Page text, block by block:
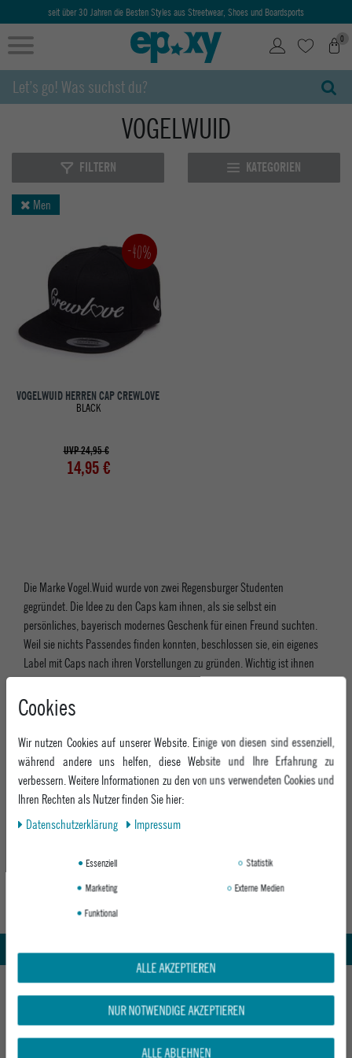
seit über 30 Jahren die Besten Styles aus Streetwear, Shoes und Boardsports
0
VOGELWUID
FILTERN KATEGORIEN
Men
-40%
VOGELWUID HERREN CAP CREWLOVE
BLACK
UVP 24,95 €
14,95 €
Die Marke Vogel.Wuid wurde von zwei Regensburger Studenten
gegründet. Die Idee zu den Caps kam ihnen, als sie selbst ein
persönliches, bayerisch modernes Geschenk für einen Freund suchten.
Weil sie nichts Passendes finden konnten, beschlossen sie, ein eigenes
Label mit Caps nach ihren Vorstellungen zu gründen. Wichtig ist ihnen
dabei vor allem, dass ihre Mode bezahlbar ist und die Wurzeln zu ihrer
Heimat zeigt. Sie setzen dabei auf einen Familienbetrieb, der ihre Caps in
Bayern bestickt. Durch die große Nachfrage nach den Caps gibt es
mittlweile auch Beanies, T-Shirts und Pullover von Vogel.Wuid.
Whatsapp Support
Abholung in den Epoxy Stores
HILFE UND BERATUNG
Beratung
Zahlung & Versand
INFO & KONTAKT
+49 991 3831077
Cookies
Wir nutzen Cookies auf unserer Website. Einige von diesen sind essenziell,
während andere uns helfen, diese Website und Ihre Erfahrung zu
verbessern. Weitere Informationen zu den von uns verwendeten Cookies und
Ihren Rechten als Nutzer finden Sie hier:
Daten­schutz­erklärung
Impressum
Essenziell
Statistik
Marketing
Externe Medien
Funktional
ALLE AKZEPTIEREN
NUR NOTWENDIGE AKZEPTIEREN
ALLE ABLEHNEN